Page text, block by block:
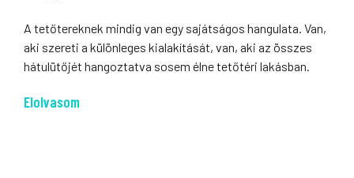
A tetőtereknek mindig van egy sajátságos hangulata. Van,
aki szereti a különleges kialakítását, van, aki az összes
hátulütőjét hangoztatva sosem élne tetőtéri lakásban.
Elolvasom